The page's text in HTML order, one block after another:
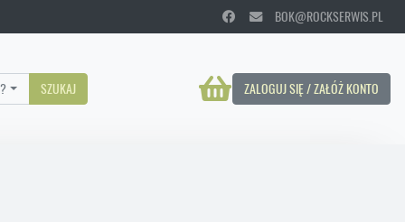
BOK@ROCKSERWIS.PL
ZALOGUJ SIĘ / ZAŁÓŻ KONTO
SZUKAJ